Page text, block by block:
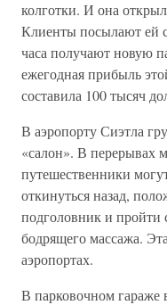
колготки. И она
Клиенты посылают ей
часа получают новую
ежегодная прибыль
составила 100 тысяч
В аэропорту Сиэтла
«салон». В перерывах
путешественники
откинуться назад,
подголовник и пройти
бодрящего массажа.
аэропортах.
В парковочном гараже